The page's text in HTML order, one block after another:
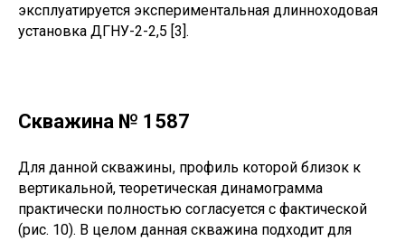
эксплуатируется экспериментальная длинноходовая
установка ДГНУ-2-2,5 [3].
Скважина № 1587
Для данной скважины, профиль которой близок к
вертикальной, теоретическая динамограмма
практически полностью согласуется с фактической
(рис. 10). В целом данная скважина подходит для